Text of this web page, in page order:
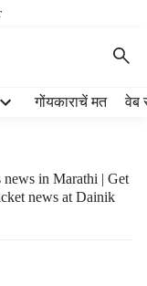
गोंयकाराचें मत वेब
in Marathi | Get
news at Dainik